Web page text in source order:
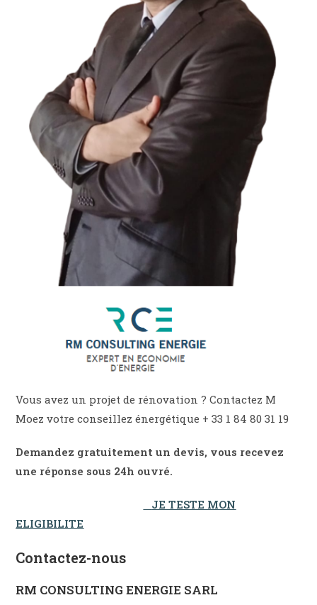
Vous avez un projet de rénovation ? Contactez M
Moez votre conseillez énergétique + 33 1 84 80 31 19
Demandez gratuitement un devis, vous recevez
une réponse sous 24h ouvré.
JE TESTE MON
ELIGIBILITE
Contactez-nous
RM CONSULTING ENERGIE SARL